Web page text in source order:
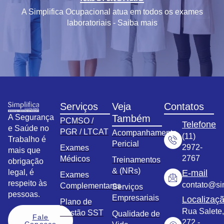
A Simplifica Ocupacional atua em todos os exames
laboratoriais - Saiba mais
A Segurança
e Saúde no
Trabalho é
mais que
obrigação
legal, é
respeito às
pessoas.
Fale
Serviços
PCMSO /
PGR / LTCAT
Exames
Médicos
Exames
Complementares
Plano de
Gestão SST
Veja
Também
Acompanhamento
Pericial
Treinamentos
& (NRs)
Serviços
Empresariais
Qualidade de
Contatos
Telefone
(11)
2972-
2767
E-mail
Rua Salete,